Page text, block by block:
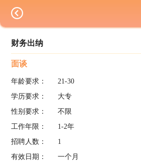
财务出纳
面谈
年龄要求：
21-30
学历要求：
大专
性别要求：
不限
工作年限：
1-2年
招聘人数：
1
有效日期：
一个月